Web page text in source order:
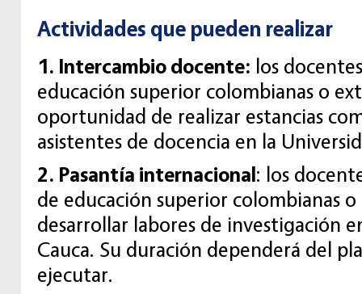
Actividades que pueden realizar
1. Intercambio docente: los
educación superior colombianas o
oportunidad de realizar estancias
asistentes de docencia en la
2. Pasantía internacional: los
de educación superior colombianas
desarrollar labores de investigación
Cauca. Su duración dependerá del
ejecutar.